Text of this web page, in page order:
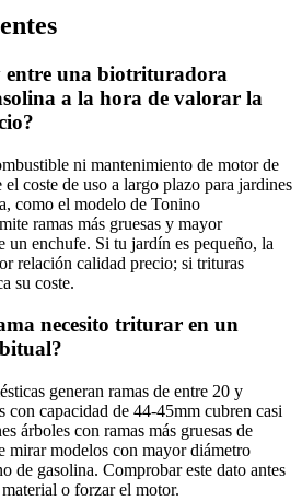
entre una biotrituradora
a la hora de valorar la
ni mantenimiento de motor de
coste de uso a largo plazo para jardines
como el modelo de Tonino
ramas más gruesas y mayor
un enchufe. Si tu jardín es pequeño, la
relación calidad precio; si trituras
su coste.
necesito triturar en un
generan ramas de entre 20 y
con capacidad de 44-45mm cubren casi
árboles con ramas más gruesas de
mirar modelos con mayor diámetro
de gasolina. Comprobar este dato antes
o forzar el motor.